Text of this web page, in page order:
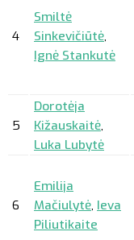
4
Smiltė
Sinkevičiūtė,
Ignė Stankutė
5
Dorotėja
Kižauskaitė,
Luka Lubytė
6
Emilija
Mačiulytė, Ieva
Piliutikaite